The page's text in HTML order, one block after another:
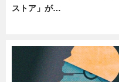
ストア」が…